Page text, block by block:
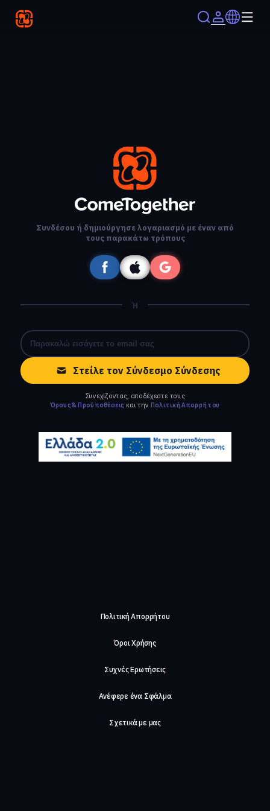
Συνδέσου ή δημιούργησε λογαριασμό με έναν από
τους παρακάτω τρόπους
Ή
Στείλε τον Σύνδεσμο Σύνδεσης
Συνεχίζοντας, αποδέχεστε τους
Όρους & Προϋποθέσεις και την Πολιτική Απορρήτου
Πολιτική Απορρήτου
Όροι Χρήσης
Συχνές Ερωτήσεις
Ανέφερε ένα Σφάλμα
Σχετικά με μας